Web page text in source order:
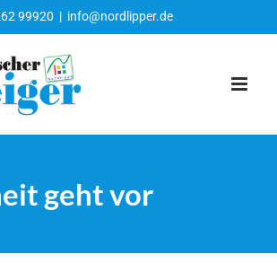
99920 | info@nordlipper.de
geht vor